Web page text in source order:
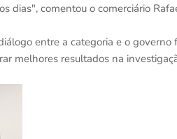
dias", comentou o comerciário
entre a categoria e o
melhores resultados na